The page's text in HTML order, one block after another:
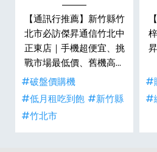
【通訊行推薦】新竹縣竹
北市必訪傑昇通信竹北中
正東店｜手機超便宜、挑
戰市場最低價、舊機高價
現金回收
#破盤價購機
#低月租吃到飽 #新竹縣
#竹北市
#
#